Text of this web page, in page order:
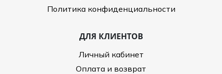
Политика конфиденциальности
ДЛЯ КЛИЕНТОВ
Личный кабинет
Оплата и возврат